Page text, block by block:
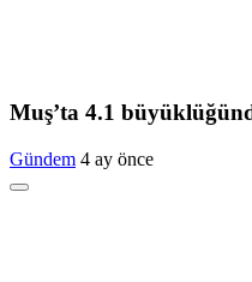
Muş’ta 4.1
Gündem 4 ay önce